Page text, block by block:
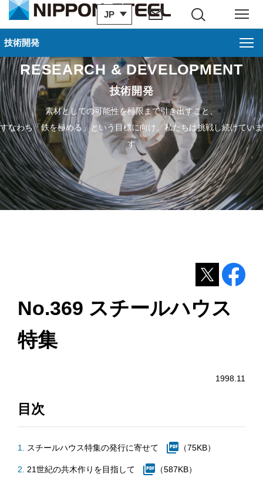
JP
サイト内検索 メニュー
RESEARCH & DEVELOPMENT
技術開発
素材としての可能性を極限まで引き出すこと、
すなわち「鉄を極める」という目標に向け、私たちは挑戦し続けていま
す
No.369 スチールハウス
特集
1998.11
目次
スチールハウス特集の発行に寄せて （75KB）
21世紀の共木作りを目指して （587KB）
技術開発
技術開発
研究開発事例：商品・利用技術
研究開発事例：環境・プロセス
研究開発事例：基盤研究
技術開発本部/研究所